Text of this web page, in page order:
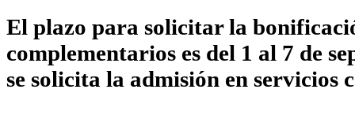
El plazo para solicitar la
complementarios es del 1 al 7 de
se solicita la admisión en servicios